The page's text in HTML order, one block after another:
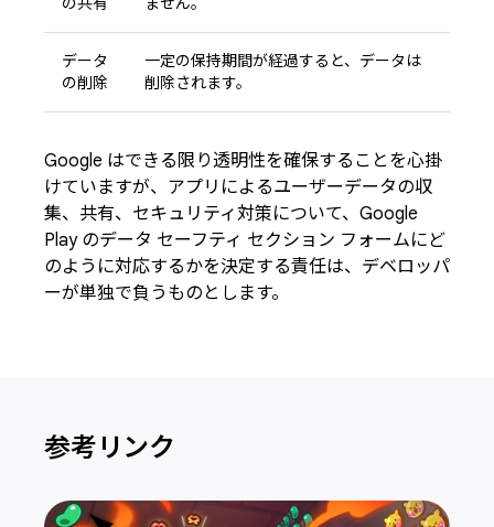
データ
の削除
一定の保持期間が経過すると、データは
削除されます。
Google はできる限り透明性を確保することを心掛
けていますが、アプリによるユーザーデータの収
集、共有、セキュリティ対策について、Google
Play のデータ セーフティ セクション フォームにど
のように対応するかを決定する責任は、デベロッパ
ーが単独で負うものとします。
参考リンク